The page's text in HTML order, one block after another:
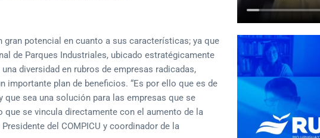
gran potencial en cuanto a sus características; ya que
de Parques Industriales, ubicado estratégicamente
diversidad en rubros de empresas radicadas,
plan de beneficios. “Es por ello que es de
sea una solución para las empresas que se
que se vincula directamente con el aumento de la
del COMPICU y coordinador de la